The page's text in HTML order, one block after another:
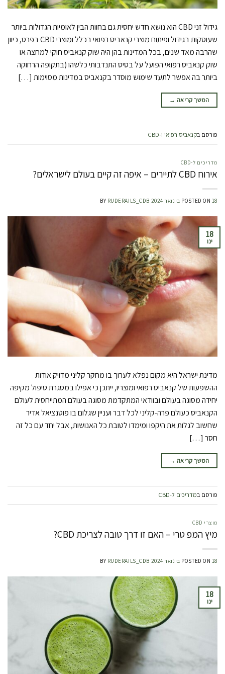
גידול זני CBD הוא נושא חדש יחסית גם בחוות הבין לאומיות הגדולות ביותר
שעוסקות בגידול ופיתוח מוצרי קנאביס רפואי בכלל ומוצרי CBD בפרט, כיוון
שהרבה מאד שנים, בכל המדינות בהן היה שוק קנאביס חוקי למחצה או
שוק קנאביס רפואי הפועל על בסיס התנדבותי כלשהו (בתקופה הרחוקה
ביותר בה אפשר לתעד שימוש מוסדר בקנאביס במדינות מסוימות […]
המשך קריאה →
פורסם בקנאביס רפואי ו-CBD
מדריכים ל-CBD
אירוח CBD לתיירים – איפה זה קיים בעולם לישראלים?
POSTED ON 18 בינואר 2024 BY RUDERAILS_CDB
18
ינו
מדינת ישראל היא מקום נפלא לערוך בו מחקר קליני מדויק אודות
ההשפעות של קנאביס רפואי ומוצריו, ייתכן כי אפילו במסגרת טיפול מקיפה
יחידה מסוגה בעולם ובוודאי המתקדמת מסוגה בעולם המתייחסית לעולם
הקנאביס כעולם פרה-קליני לכל דבר ועניין שגלום בו פוטנציאל אדיר
שחשוב לגלות את היקפו ומימדו לטובת כל האנושות, אבל יחד עם כל זה
חסר […]
המשך קריאה →
פורסם במדריכים ל-CBD
מוצרי CBD
מיץ המפ טרי – האם זו דרך טובה לצריכת CBD?
POSTED ON 18 בינואר 2024 BY RUDERAILS_CDB
18
ינו